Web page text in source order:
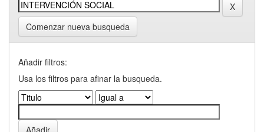
Comenzar nueva busqueda
Añadir filtros:
Usa los filtros para afinar la busqueda.